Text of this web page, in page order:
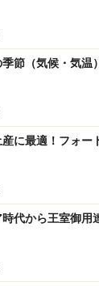
節（気候・気温
に最適！フォー
時代から王室御用